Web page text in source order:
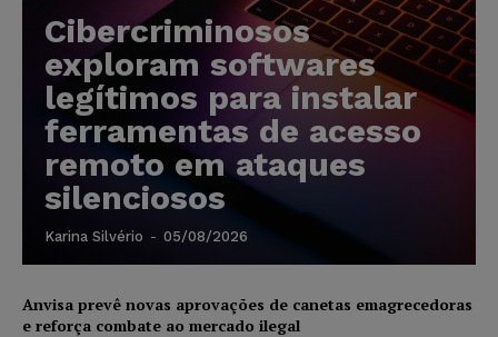
Cibercriminosos
exploram softwares
legítimos para instalar
ferramentas de acesso
remoto em ataques
silenciosos
Karina Silvério - 05/08/2026
Anvisa prevê novas aprovações de canetas emagrecedoras
e reforça combate ao mercado ilegal